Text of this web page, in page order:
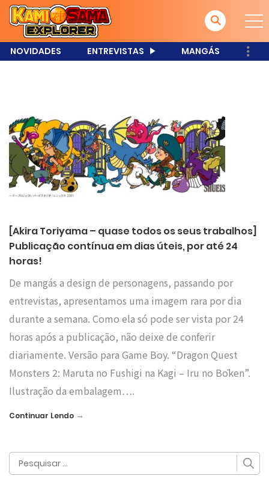
NOVIDADES ENTREVISTAS MANGÁS
[Akira Toriyama – quase todos os seus trabalhos]
Publicação contínua em dias úteis, por até 24
horas!
De mangás a design de personagens, passando por
entrevistas, apresentamos uma imagem rara por dia
durante a semana. Como ela só pode ser vista por 24
horas após a publicação, não deixe de conferir
diariamente. Versão para Game Boy. “Dragon Quest
Monsters 2: Maruta no Fushigi na Kagi – Iru no Bōken”.
Ilustração da embalagem….
Continuar Lendo →